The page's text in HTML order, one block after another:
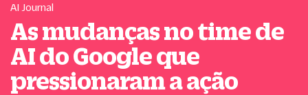
AI Journal
As mudanças no time de
AI do Google que
pressionaram a ação